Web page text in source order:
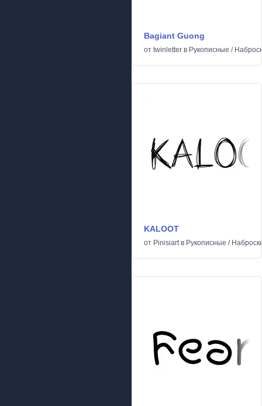
Bagiant Guong
от twinletter в Рукописные /
KALOOT
от Pinisiartв Рукописные /